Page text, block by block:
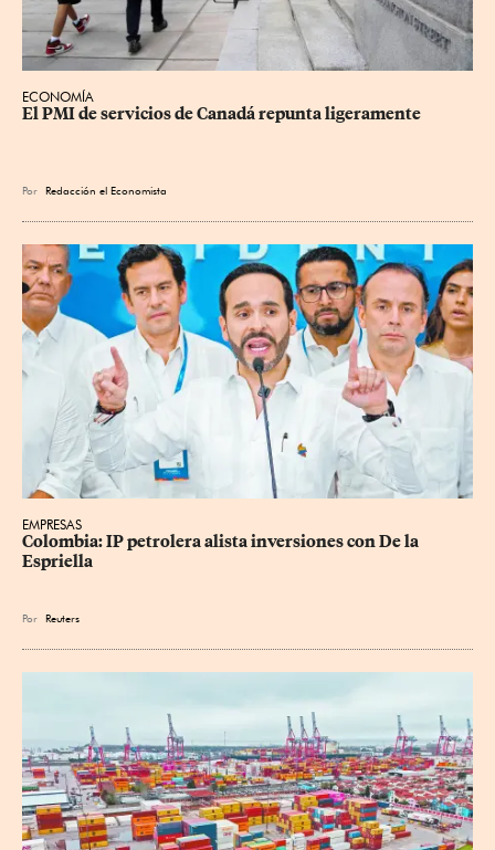
ECONOMÍA
El PMI de servicios de Canadá repunta ligeramente
Por Redacción el Economista
EMPRESAS
Colombia: IP petrolera alista inversiones con De la
Espriella
Por Reuters